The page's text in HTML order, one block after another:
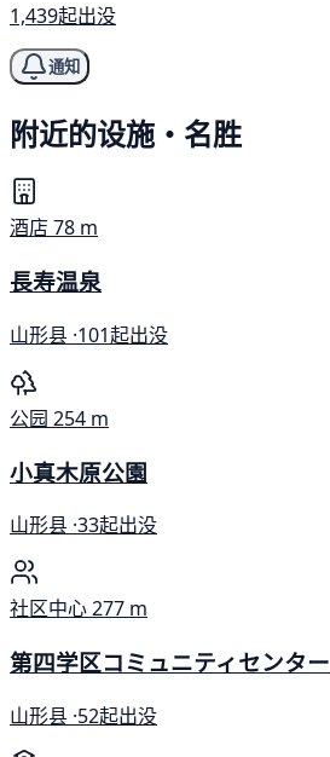
1,439起出没
通知
附近的设施・名胜
酒店78 m
長寿温泉
山形县 ·101起出没
公园 254 m
小真木原公園
山形县 ·33起出没
社区中心277 m
第四学区コミュニティセンター
山形县 ·52起出没